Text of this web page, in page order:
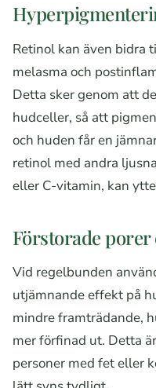
Retinol kan även bidra
melasma och
Detta sker genom att
hudceller, så att
och huden får en
retinol med andra
eller C-vitamin, kan
Förstorade
Vid regelbunden
utjämnande effekt på
mindre framträdande,
mer förfinad ut. Detta
personer med fet eller